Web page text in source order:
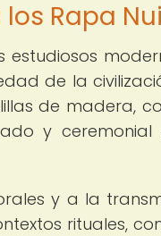
Rapa Nui
de la
de madera,
y
y a la
rituales,